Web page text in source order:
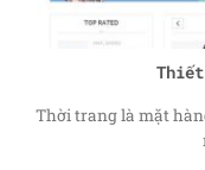
Thời trang là mặt